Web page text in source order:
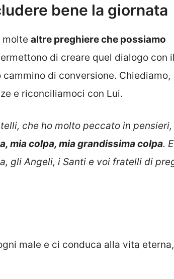
bene la giornata
molte altre preghiere che possiamo
di creare quel dialogo con il
di conversione. Chiediamo,
e riconciliamoci con Lui.
che ho molto peccato in pensieri,
mia colpa, mia grandissima colpa. E
gli Angeli, i Santi e voi fratelli di
male e ci conduca alla vita eterna,